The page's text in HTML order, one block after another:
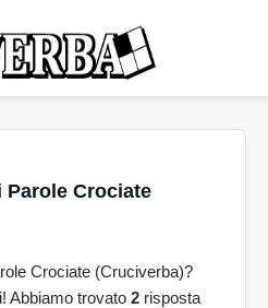
Parole Crociate
Crociate (Cruciverba)?
Abbiamo trovato 2 risposta